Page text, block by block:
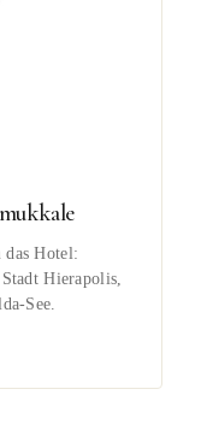
das Hotel:
Hierapolis,
See.